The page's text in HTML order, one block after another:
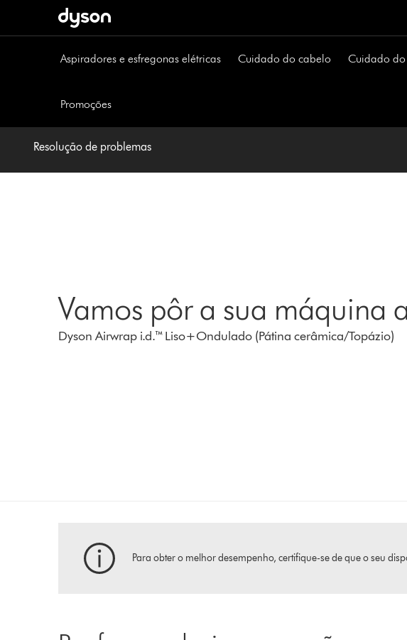
Aspiradores e esfregonas elétricas Cuidado do cabelo Cuidado
Promoções
Resolução de problemas
Vamos pôr a sua máquina
Dyson Airwrap i.d.™ Liso+Ondulado (Pátina cerâmica/Topázio)
Para obter o melhor desempenho, certifique-se de que o seu